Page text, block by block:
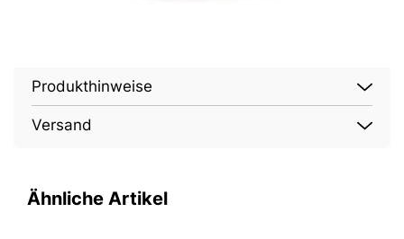
Produkthinweise
Versand
Ähnliche Artikel